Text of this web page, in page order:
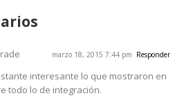
marzo 18, 2015 7:44 pm Responder
interesante lo que mostraron en
todo lo de integración.